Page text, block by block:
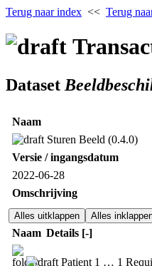
Terug naar index << Terug
Dataset
Naam
Sturen Beeld (0.4.0)
Versie / ingangsdatum
2022‑06‑28
Omschrijving
Alles uitklappen Alles
Naam Details [‑]
Patient 1 … 1